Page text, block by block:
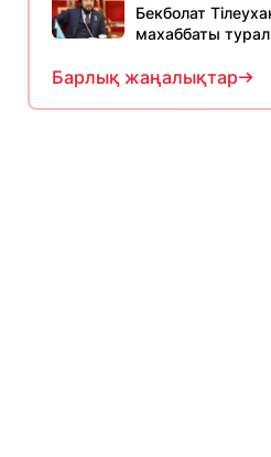
Бекболат
махаббаты
Барлық жаңалықтар